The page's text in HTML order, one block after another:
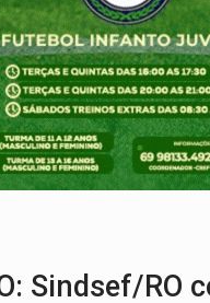
INFRAESTRUTURA:Após quase 30
A ILHA:Coreografia de Rondônia
ELEIÇÕES 2026:Sgt. Mouza esclarece
JUDICIÁRIO:Sinjur parabeniza
Sindsef/RO